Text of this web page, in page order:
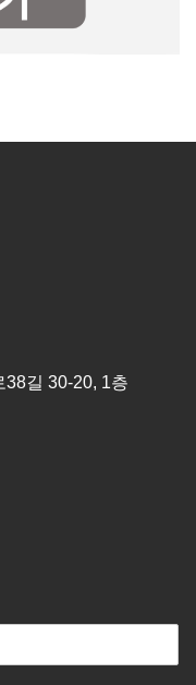
38길 30-20, 1층